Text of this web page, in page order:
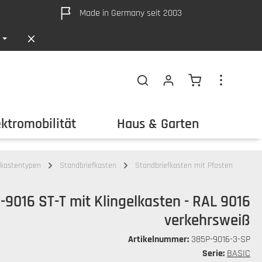
Made in Germany seit 2003
Warenkorb
Haus & Garten
Standbriefkasten Standbriefkasten mit Pfosten
ST-T mit Klingelkasten - RAL 9016
verkehrsweiß
Artikelnummer: 385P-9016-3-SP
Serie: BASIC